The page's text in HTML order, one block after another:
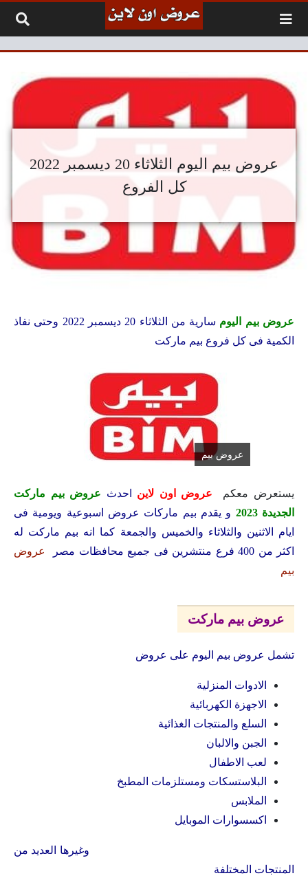
عروض بيم اليوم الثلاثاء 20 ديسمبر 2022
كل الفروع
عروض بيم اليوم
سارية من الثلاثاء 20 ديسمبر 2022 وحتى نفاذ
الكمية فى كل فروع بيم ماركت
عروض بيم
يستعرض معكم عروض اون لاين احدث عروض بيم ماركت
الجديدة 2023
و يقدم بيم ماركات عروض اسبوعية ويومية فى
ايام الاثنين والثلاثاء والخميس والجمعة كما انه بيم ماركت له
اكثر من 400 فرع منتشرين فى جميع محافظات مصر
عروض
بيم
عروض بيم ماركت
تشمل عروض بيم اليوم على عروض
الادوات المنزلية
الاجهزة الكهربائية
السلع والمنتجات الغذائية
الجبن والالبان
لعب الاطفال
البلاستسكات ومستلزمات المطبخ
الملابس
اكسسوارات الموبايل
وغيرها العديد من
المنتجات المختلفة